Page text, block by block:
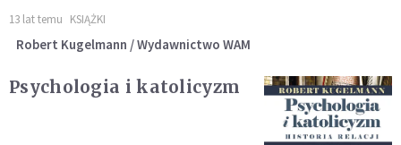
13 lat temu KSIĄŻKI
Robert Kugelmann / Wydawnictwo WAM
Psychologia i katolicyzm